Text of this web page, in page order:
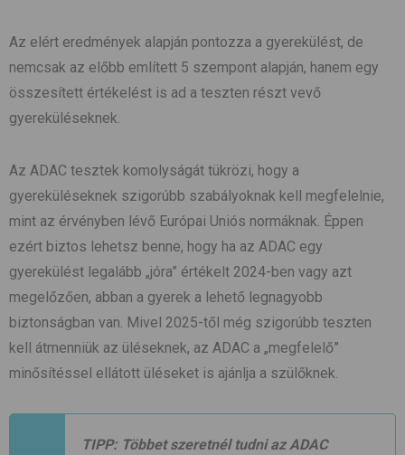
Az elért eredmények alapján pontozza a gyerekülést, de
nemcsak az előbb említett 5 szempont alapján, hanem egy
összesített értékelést is ad a teszten részt vevő
gyereküléseknek.
Az ADAC tesztek komolyságát tükrözi, hogy a
gyereküléseknek szigorúbb szabályoknak kell megfelelnie,
mint az érvényben lévő Európai Uniós normáknak. Éppen
ezért biztos lehetsz benne, hogy ha az ADAC egy
gyerekülést legalább „jóra” értékelt 2024-ben vagy azt
megelőzően, abban a gyerek a lehető legnagyobb
biztonságban van. Mivel 2025-től még szigorúbb teszten
kell átmenniük az üléseknek, az ADAC a „megfelelő”
minősítéssel ellátott üléseket is ajánlja a szülőknek.
TIPP: Többet szeretnél tudni az ADAC